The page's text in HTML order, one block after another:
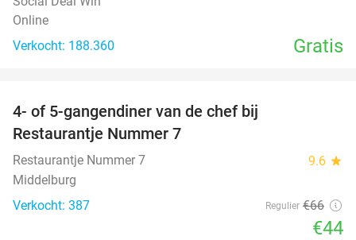
Online
Verkocht: 188.360
Gratis
4- of 5-gangendiner van de chef bij
Restaurantje Nummer 7
Restaurantje Nummer 7 9.6 star
Middelburg
Verkocht: 387
Regulier €66
€44